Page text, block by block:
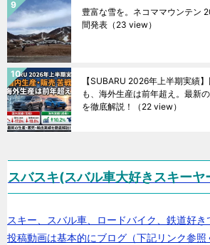
豊富な雪を。ネコママウンテン
間発表 （23 view）
【SUBARU 2026年上半期実績
も、海外生産は前年超え。最新
を徹底解説！
（22 view）
スバスキ(スバル車大好きスキーヤ
スキー、スバル車、ロードバイク、鉄道好き
投稿動画は基本的にブログ（下記リンク参照